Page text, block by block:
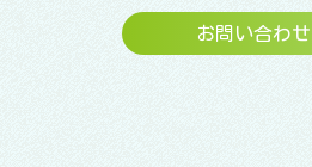
お問い合わせ